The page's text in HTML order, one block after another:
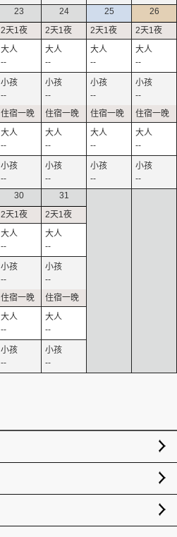
23
--
--
--
--
24
--
--
--
--
25
--
--
--
--
26
--
--
--
--
30
--
--
--
--
31
--
--
--
--